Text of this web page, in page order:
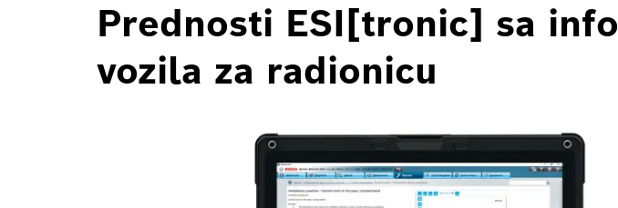
Prednosti ESI[tronic] sa
vozila za radionicu